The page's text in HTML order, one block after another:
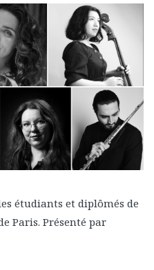
étudiants et diplômés de
Paris. Présenté par